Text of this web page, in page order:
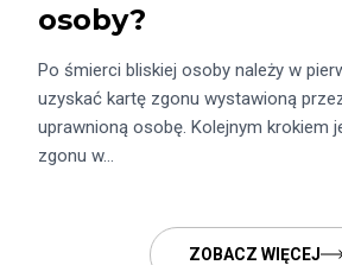
osoby?
Po śmierci bliskiej osoby należy w
uzyskać kartę zgonu wystawioną
uprawnioną osobę. Kolejnym krokiem
zgonu w…
ZOBACZ WIĘCEJ